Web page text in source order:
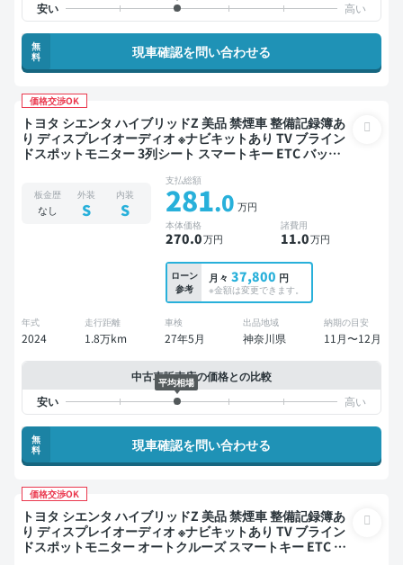
無
料
現車確認を問い合わせる
価格交渉OK
トヨタ シエンタ ハイブリッドZ 美品 禁煙車 整備記録簿あ
り ディスプレイオーディオ ※ナビキットあり TV ブライン
ドスポットモニター 3列シート スマートキー ETC バック
電動スライドドア 7人乗り
板金歴
なし
外装
S
内装
S
支払総額
281.0 万円
本体価格
270.0万円
諸費用
11.0万円
ローン
参考
月々 37,800 円
※金額は変更できます。
年式
2024
走行距離
1.8万km
車検
27年5月
出品地域
神奈川県
納期の目安
11月〜12月
中古車販売店の価格との比較
平均相場
無
料
現車確認を問い合わせる
価格交渉OK
トヨタ シエンタ ハイブリッドZ 美品 禁煙車 整備記録簿あ
り ディスプレイオーディオ ※ナビキットあり TV ブライン
ドスポットモニター オートクルーズ スマートキー ETC バ